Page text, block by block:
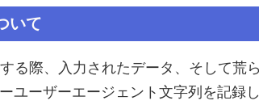
いて
る際、入力されたデータ、そして荒
ユーザーエージェント文字列を記録